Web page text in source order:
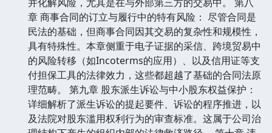
章 商事合同的订立与履行中的特有风险： 尽管合同是
民法的基础，但商事合同因其交易的复杂性和规模性，
具有特殊性。本章侧重于电子证据的采信、跨境贸易中
的风险转移（如Incoterms的应用）、以及信用证等支
付担保工具的法律效力，这些都超越了基础的合同法原
理范畴。 第九章 股东派生诉讼与中小股东权益保护：
详细解析了派生诉讼的提起要件、诉讼的程序推进，以
及法院对股东滥用权利行为的审查标准。这属于公司治